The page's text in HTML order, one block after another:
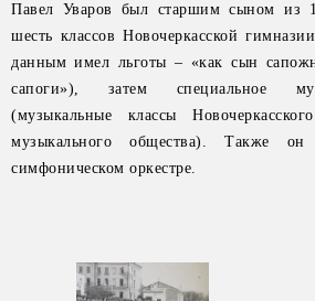
Павел Уваров был старшим сыном из
шесть классов Новочеркасской
данным имел льготы – «как сын
сапоги»), затем специальное
(музыкальные классы
музыкального общества). Также
симфоническом оркестре.